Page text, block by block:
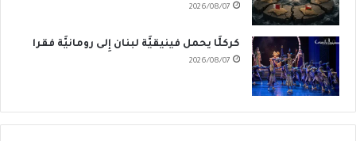
2026/08/07
كركلَّا يحمل فينيقيَّة لبنان إِلى رومانيَّة فقرا
2026/08/07